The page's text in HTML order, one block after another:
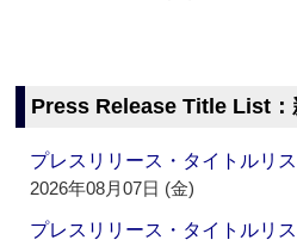
Press Release Title List：
プレスリリース・タイトルリ
2026年08月07日 (金)
プレスリリース・タイトルリ